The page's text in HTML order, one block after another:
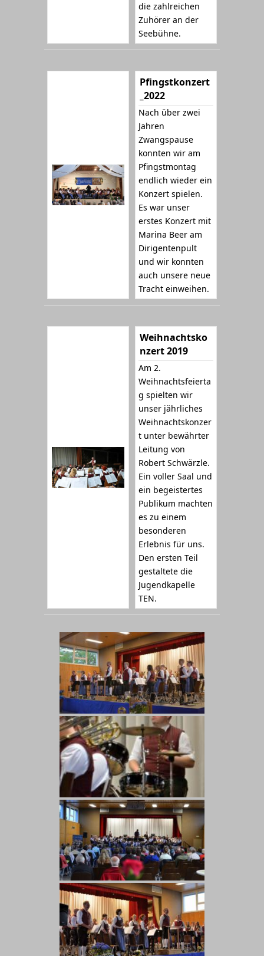
die zahlreichen
Zuhörer an der
Seebühne.
Pfingstkonzert
_2022
Nach über zwei
Jahren
Zwangspause
konnten wir am
Pfingstmontag
endlich wieder ein
Konzert spielen.
Es war unser
erstes Konzert mit
Marina Beer am
Dirigentenpult
und wir konnten
auch unsere neue
Tracht einweihen.
Weihnachtsko
nzert 2019
Am 2.
Weihnachtsfeierta
g spielten wir
unser jährliches
Weihnachtskonzer
t unter bewährter
Leitung von
Robert Schwärzle.
Ein voller Saal und
ein begeistertes
Publikum machten
es zu einem
besonderen
Erlebnis für uns.
Den ersten Teil
gestaltete die
Jugendkapelle
TEN.